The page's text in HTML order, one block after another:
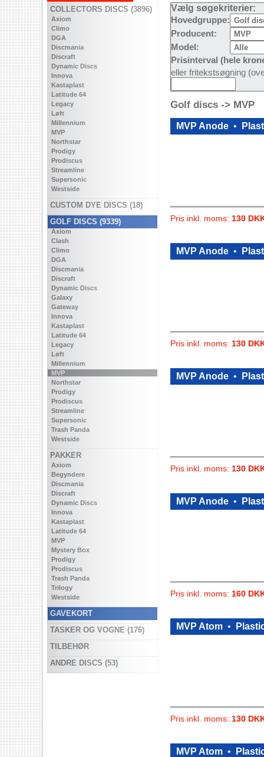
COLLECTORS DISCS (3896)
Axiom
Climo
DGA
Discmania
Discraft
Dynamic Discs
Innova
Kastaplast
Latitude 64
Legacy
Løft
Millennium
MVP
Northstar
Prodigy
Prodiscus
Streamline
Supersonic
Westside
CUSTOM DYE DISCS (18)
GOLF DISCS (9339)
Axiom
Clash
Climo
DGA
Discmania
Discraft
Dynamic Discs
Galaxy
Gateway
Innova
Kastaplast
Latitude 64
Legacy
Løft
Millennium
MVP
Northstar
Prodigy
Prodiscus
Streamline
Supersonic
Trash Panda
Westside
PAKKER
Axiom
Begyndere
Discmania
Discraft
Dynamic Discs
Innova
Kastaplast
Latitude 64
MVP
Mystery Box
Prodigy
Prodiscus
Trash Panda
Trilogy
Westside
GAVEKORT
TASKER OG VOGNE (176)
TILBEHØR
ANDRE DISCS (53)
Vælg søgekriterier:
Hovedgruppe:
Producent:
Model:
Prisinterval (hele
eller fritekstsøgning
Golf discs -> MVP
MVP Anode •
Pris inkl. moms: 130
MVP Anode •
Pris inkl. moms: 130
MVP Anode •
Pris inkl. moms: 130
MVP Anode •
Pris inkl. moms: 160
MVP Atom •
Pris inkl. moms: 130
MVP Atom •